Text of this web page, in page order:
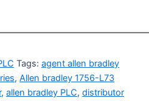
Tags: agent allen bradley
, Allen bradley 1756-L73
, allen bradley PLC, distributor